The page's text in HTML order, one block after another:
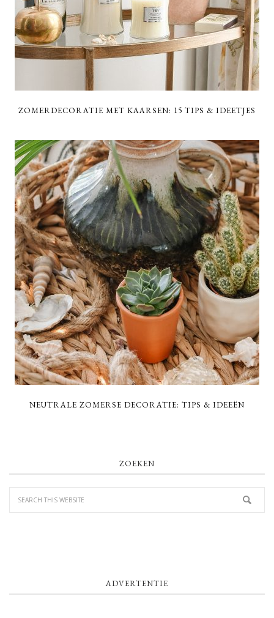
ZOMERDECORATIE MET KAARSEN: 15 TIPS & IDEETJES
NEUTRALE ZOMERSE DECORATIE: TIPS & IDEEËN
ZOEKEN
ADVERTENTIE